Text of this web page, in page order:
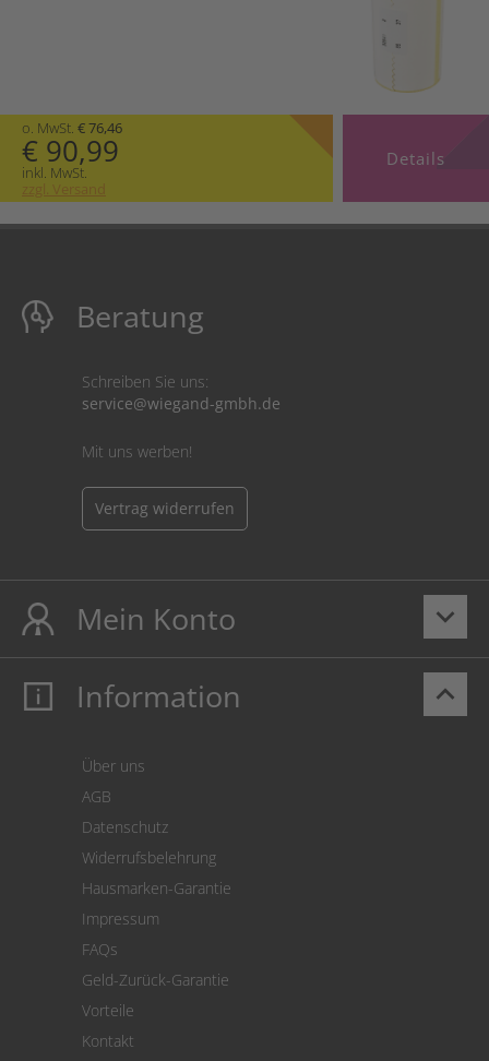
o. MwSt. € 76,46
€ 90,99
inkl. MwSt.
zzgl. Versand
Details
Beratung
Schreiben Sie uns:
service@wiegand-gmbh.de
Mit uns werben!
Vertrag widerrufen
keyboard_arrow_down
Mein Konto
Mein Konto
Cookie Einstellungen
keyboard_arrow_up
Information
Über uns
AGB
Datenschutz
Widerrufsbelehrung
Hausmarken-Garantie
Impressum
FAQs
Geld-Zurück-Garantie
Vorteile
Kontakt